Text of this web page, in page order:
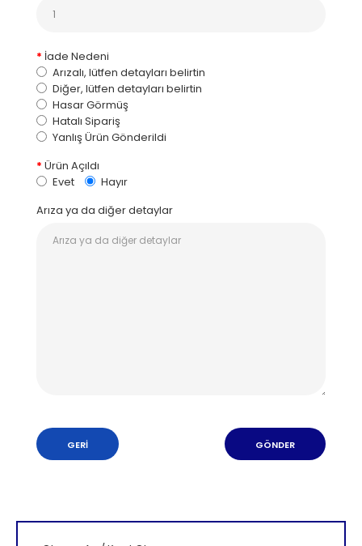
İade Nedeni
Arızalı, lütfen detayları belirtin
Diğer, lütfen detayları belirtin
Hasar Görmüş
Hatalı Sipariş
Yanlış Ürün Gönderildi
Ürün Açıldı
Evet
Hayır
Arıza ya da diğer detaylar
GERI